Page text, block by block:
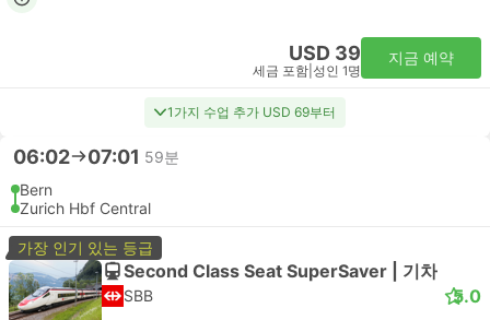
USD 39
세금 포함 성인 1명
지금 예약
1가지 수업 추가 USD 69부터
06:02 07:01 59분
Bern
Zurich Hbf Central
가장 인기 있는 등급
Second Class Seat SuperSaver | 기차
SBB 5.0